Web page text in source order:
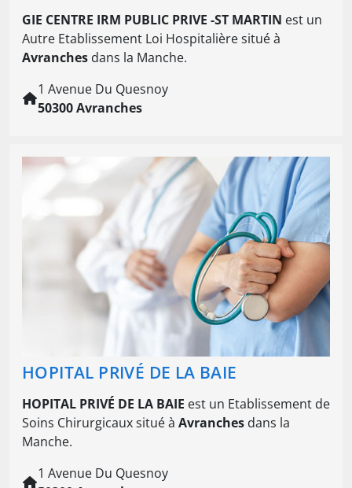
GIE CENTRE IRM PUBLIC PRIVE -ST MARTIN est un
Autre Etablissement Loi Hospitalière situé à
Avranches dans la Manche.
1 Avenue Du Quesnoy
50300 Avranches
HOPITAL PRIVÉ DE LA BAIE
HOPITAL PRIVÉ DE LA BAIE est un Etablissement de
Soins Chirurgicaux situé à Avranches dans la
Manche.
1 Avenue Du Quesnoy